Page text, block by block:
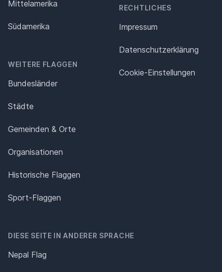
Mittelamerika
Südamerika
WEITERE FLAGGEN
Bundesländer
Städte
Gemeinden & Orte
Organisationen
Historische Flaggen
Sport-Flaggen
RECHTLICHES
Impressum
Datenschutz­erklärung
Cookie-Einstellungen
DIESE SEITE IN ANDERER SPRACHE
Nepal Flag